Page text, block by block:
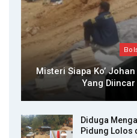
Misteri Siapa Ko’
Yang
Diduga
Pidung Lolos